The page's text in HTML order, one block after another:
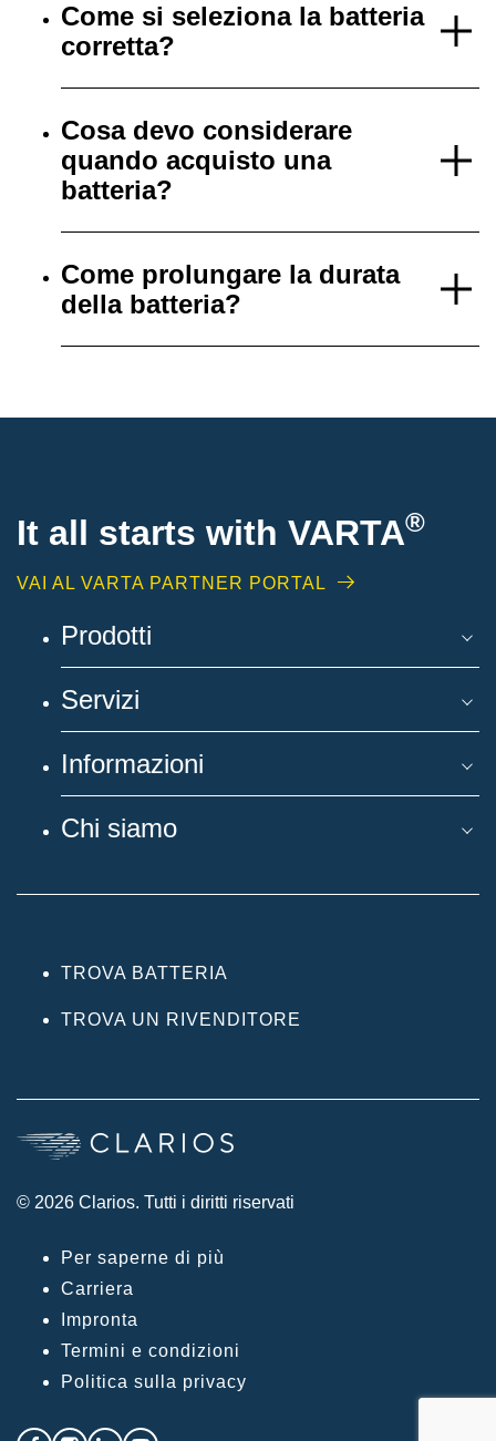
Come si seleziona la batteria
corretta?
Cosa devo considerare
quando acquisto una
batteria?
Come prolungare la durata
della batteria?
It all starts with VARTA®
VAI AL VARTA PARTNER PORTAL
Prodotti
Servizi
Informazioni
Chi siamo
TROVA BATTERIA
TROVA UN RIVENDITORE
© 2026 Clarios. Tutti i diritti riservati
Per saperne di più
Carriera
Impronta
Termini e condizioni
Politica sulla privacy